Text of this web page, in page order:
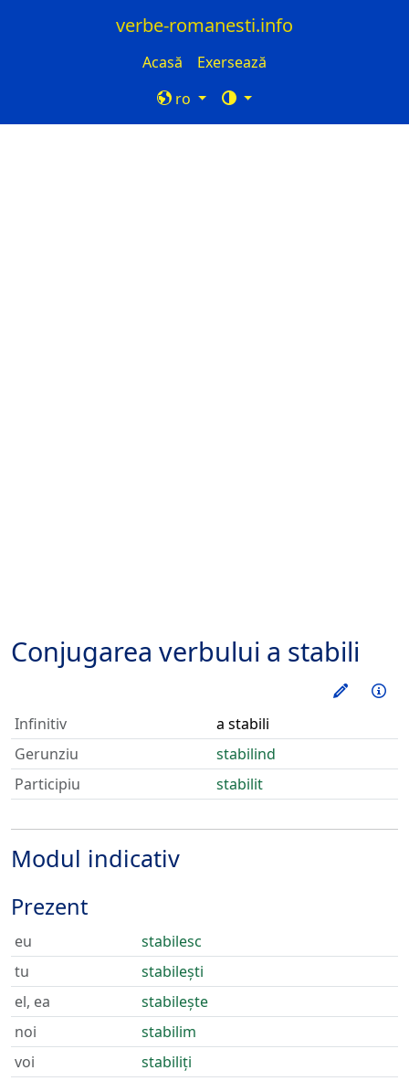
verbe-romanesti.info
Acasă
Exersează
ro
Conjugarea verbului a stabili
Infinitiv
a stabili
Gerunziu
stabilind
Participiu
stabilit
Modul indicativ
Prezent
eu
stabilesc
tu
stabilești
el, ea
stabilește
noi
stabilim
voi
stabiliți